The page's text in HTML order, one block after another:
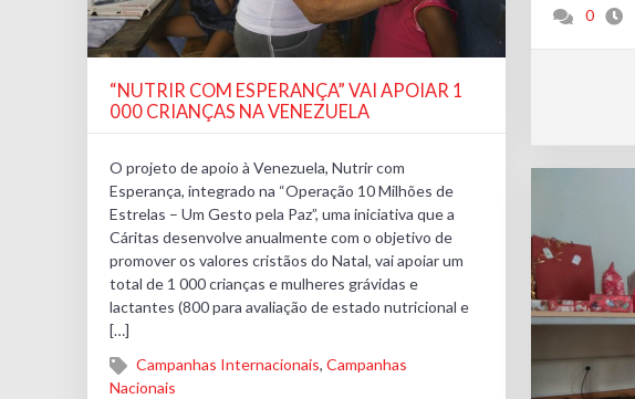
0
“NUTRIR COM ESPERANÇA” VAI APOIAR 1
000 CRIANÇAS NA VENEZUELA
O projeto de apoio à Venezuela, Nutrir com
Esperança, integrado na “Operação 10 Milhões de
Estrelas – Um Gesto pela Paz”, uma iniciativa que a
Cáritas desenvolve anualmente com o objetivo de
promover os valores cristãos do Natal, vai apoiar um
total de 1 000 crianças e mulheres grávidas e
lactantes (800 para avaliação de estado nutricional e
[…]
Campanhas Internacionais,Campanhas
Nacionais